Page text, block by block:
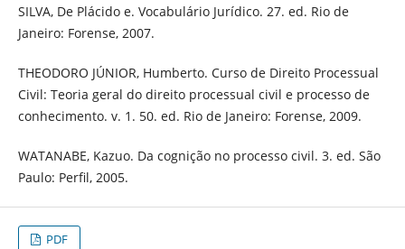
SILVA, De Plácido e. Vocabulário Jurídico. 27. ed. Rio de
Janeiro: Forense, 2007.
THEODORO JÚNIOR, Humberto. Curso de Direito Processual
Civil: Teoria geral do direito processual civil e processo de
conhecimento. v. 1. 50. ed. Rio de Janeiro: Forense, 2009.
WATANABE, Kazuo. Da cognição no processo civil. 3. ed. São
Paulo: Perfil, 2005.
PDF